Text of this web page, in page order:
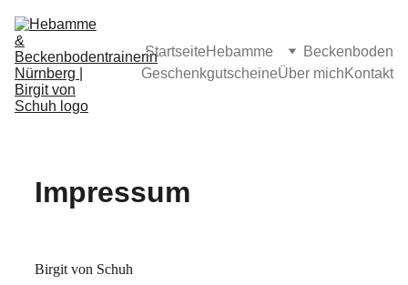
StartseiteHebamme
Beckenboden
GeschenkgutscheineÜber michKontakt
Impressum
Birgit von Schuh